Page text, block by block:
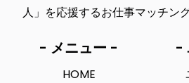
人」を応援するお仕事マッチン
- メニュー -
HOME
-